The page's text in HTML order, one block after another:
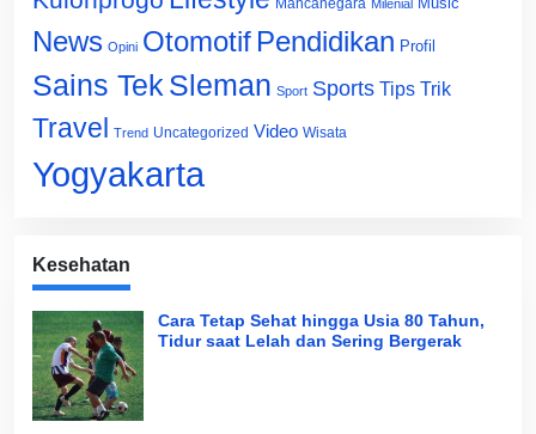
Milenial
News Opini Otomotif Pendidikan Profil
Sains Tek Sleman Sport Sports Tips Trik
Travel Trend Uncategorized Video Wisata
Yogyakarta
Kesehatan
Cara Tetap Sehat hingga Usia 80 Tahun,
Tidur saat Lelah dan Sering Bergerak